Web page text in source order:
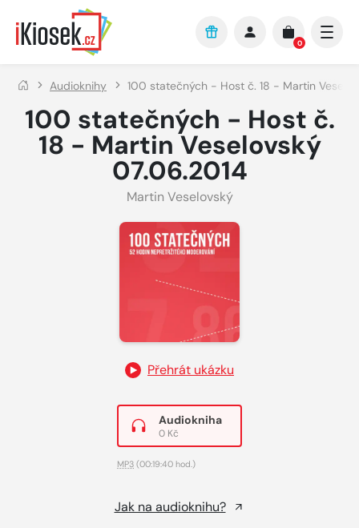
Přejít na hlavní obsah
0
Audioknihy 100 statečných - Host č. 18 - Martin
100 statečných - Host č.
18 - Martin Veselovský
07.06.2014
Martin Veselovský
Přehrát ukázku
Audiokniha
0 Kč
MP3 (00:19:40 hod.)
Jak na audioknihu?